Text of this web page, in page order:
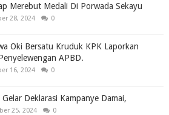
Merebut Medali Di Porwada Sekayu
28, 2024 0
Oki Bersatu Kruduk KPK Laporkan
APBD.
16, 2024 0
Deklarasi Kampanye Damai,
25, 2024 0